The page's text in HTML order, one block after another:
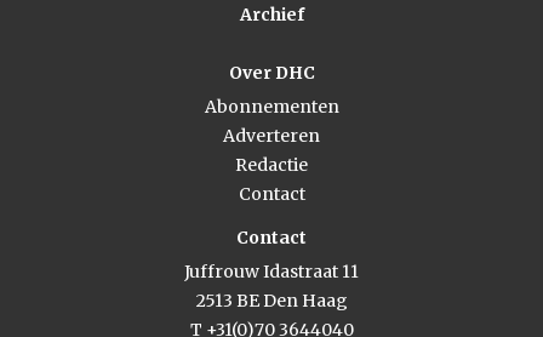
Archief
Over DHC
Abonnementen
Adverteren
Redactie
Contact
Contact
Juffrouw Idastraat 11
2513 BE Den Haag
T +31(0)70 3644040